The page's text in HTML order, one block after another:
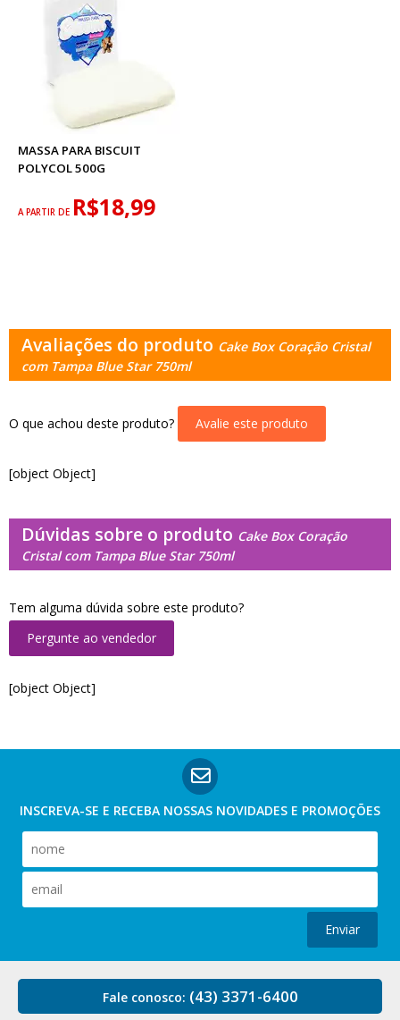
MASSA PARA BISCUIT
POLYCOL 500G
A PARTIR DE R$18,99
Avaliações do produto Cake Box Coração Cristal
com Tampa Blue Star 750ml
O que achou deste produto? Avalie este produto
[object Object]
Dúvidas sobre o produto Cake Box Coração
Cristal com Tampa Blue Star 750ml
Tem alguma dúvida sobre este produto?
Pergunte ao vendedor
[object Object]
INSCREVA-SE E RECEBA NOSSAS NOVIDADES E PROMOÇÕES
Enviar
Fale conosco: (43) 3371-6400